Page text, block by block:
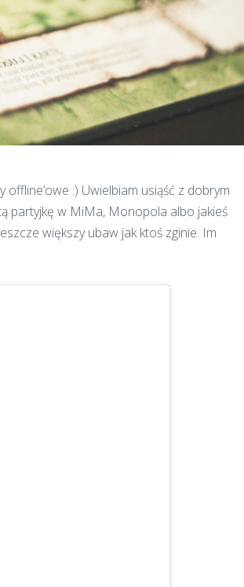
:) Uwielbiam usiąść z dobrym
partyjkę w MiMa, Monopola albo jakieś
większy ubaw jak ktoś zginie. Im